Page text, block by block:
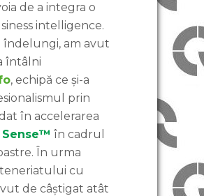
de a integra o
intelligence.
îndelungi, am avut
întâlni
, echipă ce și-a
prin
în accelerarea
Sense™ în cadrul
În urma
cu
de câștigat atât